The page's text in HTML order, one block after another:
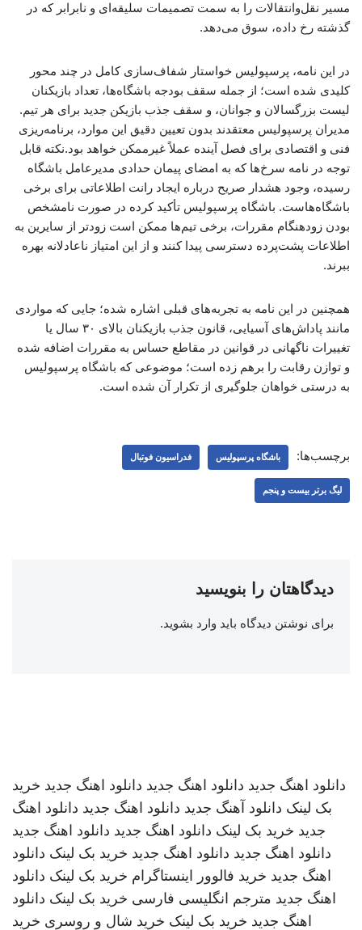
مسیر نقل‌وانتقالات را به سمت تصمیمات سلیقه‌ای و نابرابر که در
گذشته رخ داده، سوق می‌دهد.
در این نامه، پرسپولیس خواستار شفاف‌سازی کامل در چند محور
کلیدی شده است؛ از جمله سقف بودجه باشگاه‌ها، تعداد بازیکنان
لیست بزرگسالان و جوانان، و سقف جذب بازیکن جدید برای هر تیم.
مدیران پرسپولیس معتقدند بدون تعیین دقیق این موارد، برنامه‌ریزی
فنی و اقتصادی برای فصل آینده عملاً غیرممکن خواهد بود.نکته قابل
توجه در نامه سرخ‌ها که به امضای پیمان حدادی مدیرعامل باشگاه
رسیده، وجود هشدار صریح درباره ایجاد رانت اطلاعاتی برای برخی
باشگاه‌هاست. باشگاه پرسپولیس تأکید کرده در صورت نامشخص
بودن زودهنگام مقررات، برخی تیم‌ها ممکن است زودتر از سایرین به
اطلاعات پشت‌پرده دسترسی پیدا کنند و از این امتیاز ناعادلانه بهره
ببرند.
همچنین در این نامه به تجربه‌های قبلی اشاره شده؛ جایی که مواردی
مانند پاداش‌های آسیایی، قانون جذب بازیکنان بالای ۳۰ سال یا
تغییرات ناگهانی در قوانین در مقاطع حساس به مقررات اضافه شده
و توازن رقابت را برهم زده است؛ موضوعی که باشگاه پرسپولیس
به درستی خواهان جلوگیری از تکرار آن شده است.
برچسب‌ها: باشگاه پرسپولیس فدراسیون فوتبال
لیگ برتر بیست و پنجم
دیدگاهتان را بنویسید
برای نوشتن دیدگاه باید وارد بشوید.
دانلود اهنگ جدید دانلود اهنگ جدید دانلود اهنگ جدید خرید
بک لینک دانلود آهنگ جدید دانلود اهنگ جدید دانلود اهنگ
جدید خرید بک لینک دانلود اهنگ جدید دانلود اهنگ جدید
دانلود اهنگ جدید دانلود اهنگ جدید خرید بک لینک دانلود
اهنگ جدید خرید فالوور اینستاگرام خرید بک لینک دانلود
اهنگ جدید مترجم انگلیسی فارسی خرید بک لینک دانلود
اهنگ جدید خرید بک لینک خرید شال و روسری خرید